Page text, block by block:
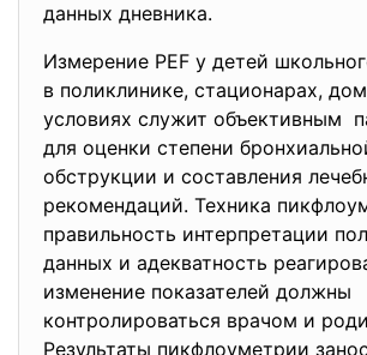
данных дневника.
Измерение PEF у детей
в поликлинике, стационарах,
условиях служит объективным
для оценки степени
обструкции и составления
рекомендаций. Техника
правильность интерпретации
данных и адекватность
изменение показателей должны
контролироваться врачом и
Результаты пикфлоуметрии